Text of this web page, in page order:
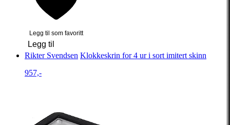
Legg til som favoritt
Legg til
Rikter Svendsen Klokkeskrin for 4 ur i sort imitert skinn
957,-